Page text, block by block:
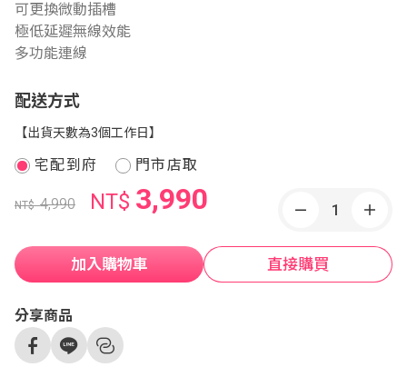
可更換微動插槽
極低延遲無線效能
多功能連線
配送方式
【出貨天數為3個工作日】
宅配到府 門市店取
NT$4,990 NT$ 3,990
加入購物車 直接購買
分享商品